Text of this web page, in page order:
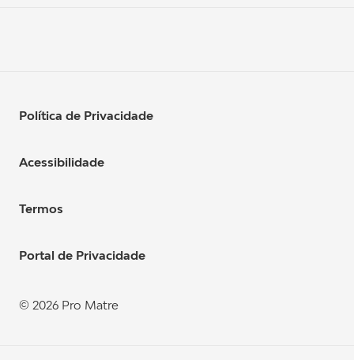
© 2026 Pro Matre
Política de Privacidade
Acessibilidade
Termos
Portal de Privacidade